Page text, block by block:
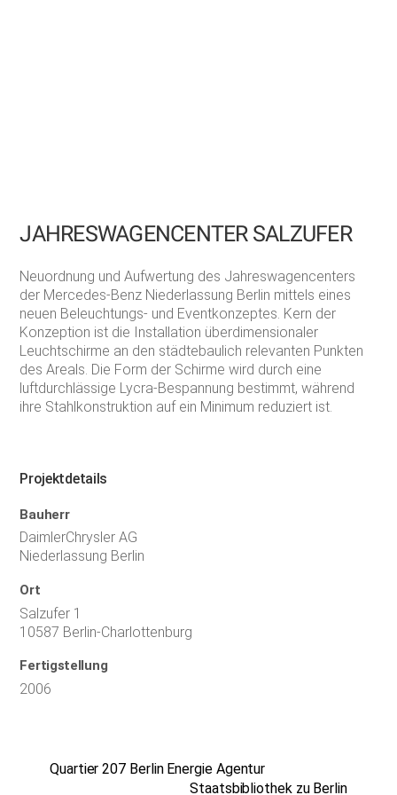
JAHRESWAGENCENTER SALZUFER
Neuordnung und Aufwertung des Jahreswagencenters
der Mercedes-Benz Niederlassung Berlin mittels eines
neuen Beleuchtungs- und Eventkonzeptes. Kern der
Konzeption ist die Installation überdimensionaler
Leuchtschirme an den städtebaulich relevanten Punkten
des Areals. Die Form der Schirme wird durch eine
luftdurchlässige Lycra-Bespannung bestimmt, während
ihre Stahlkonstruktion auf ein Minimum reduziert ist.
Projektdetails
Bauherr
DaimlerChrysler AG
Niederlassung Berlin
Ort
Salzufer 1
10587 Berlin-Charlottenburg
Fertigstellung
2006
Quartier 207 Berlin Energie Agentur
Staatsbibliothek zu Berlin